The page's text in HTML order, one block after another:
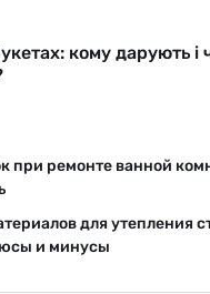
кому дарують і
при ремонте ванной
для утепления
и минусы